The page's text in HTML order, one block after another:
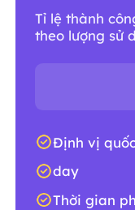
Tỉ lệ thành
theo lượng sử
Định vị
day
Thời gian